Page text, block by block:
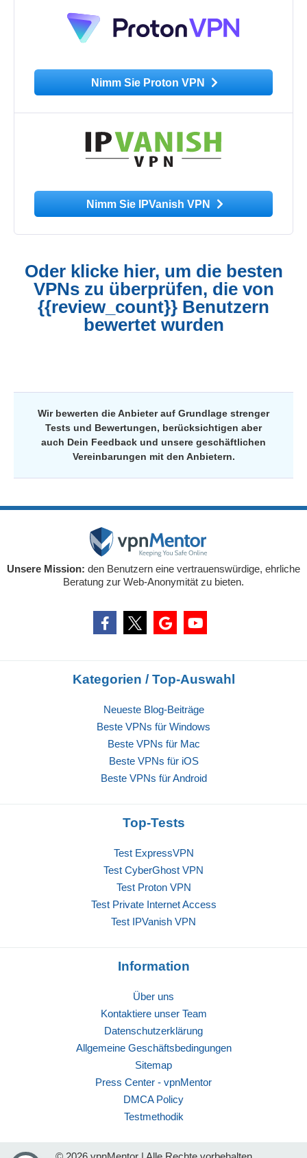
Nimm Sie Proton VPN
Nimm Sie IPVanish VPN
Oder klicke hier, um die besten
VPNs zu überprüfen, die von
{{review_count}} Benutzern
bewertet wurden
Wir bewerten die Anbieter auf Grundlage strenger
Tests und Bewertungen, berücksichtigen aber
auch Dein Feedback und unsere geschäftlichen
Vereinbarungen mit den Anbietern.
Unsere Mission: den Benutzern eine vertrauenswürdige, ehrliche
Beratung zur Web-Anonymität zu bieten.
Kategorien / Top-Auswahl
Neueste Blog-Beiträge
Beste VPNs für Windows
Beste VPNs für Mac
Beste VPNs für iOS
Beste VPNs für Android
Top-Tests
Test ExpressVPN
Test CyberGhost VPN
Test Proton VPN
Test Private Internet Access
Test IPVanish VPN
Information
Über uns
Kontaktiere unser Team
Datenschutzerklärung
Allgemeine Geschäftsbedingungen
Sitemap
Press Center - vpnMentor
DMCA Policy
Testmethodik